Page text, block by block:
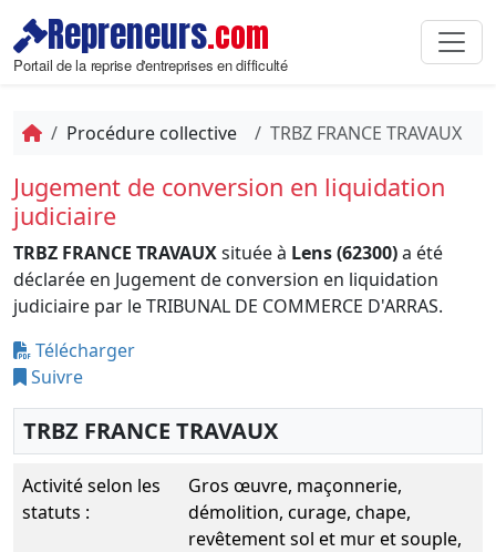
Repreneurs.com
Portail de la reprise d'entreprises en difficulté
Procédure collective TRBZ FRANCE TRAVAUX
Jugement de conversion en liquidation
judiciaire
TRBZ FRANCE TRAVAUXsituée à Lens (62300)a été
déclarée en Jugement de conversion en liquidation
judiciaire par le TRIBUNAL DE COMMERCE D'ARRAS.
Télécharger
Suivre
TRBZ FRANCE TRAVAUX
Activité selon les
statuts :
Gros œuvre, maçonnerie,
démolition, curage, chape,
revêtement sol et mur et souple,